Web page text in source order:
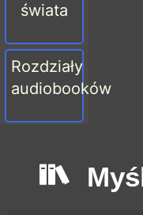
świata
Rozdziały
audiobooków